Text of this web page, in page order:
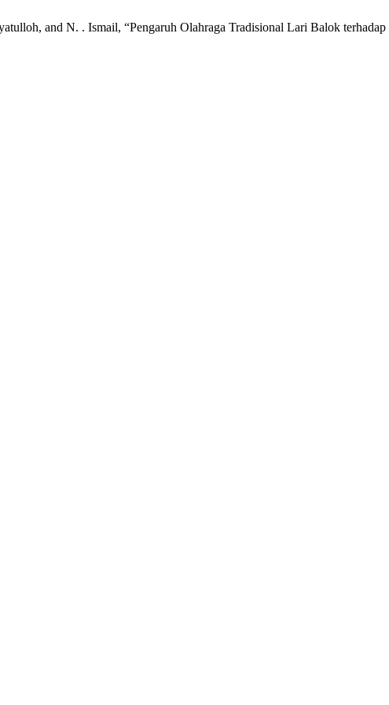
and N. . Ismail, “Pengaruh Olahraga Tradisional Lari Balok